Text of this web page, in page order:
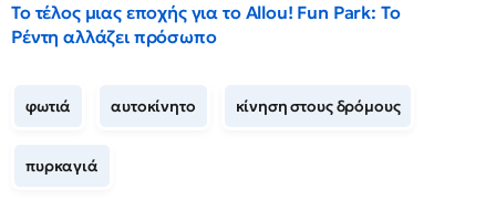
Το τέλος μιας εποχής για το Allou! Fun Park: Το
Ρέντη αλλάζει πρόσωπο
φωτιά αυτοκίνητο κίνηση στους δρόμους
πυρκαγιά